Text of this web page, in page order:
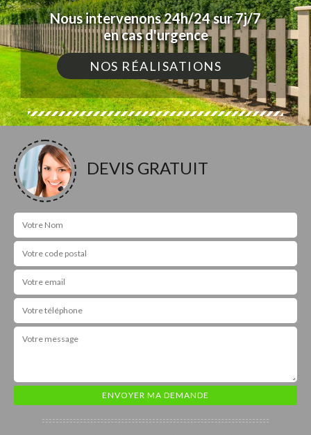
Nous intervenons 24h/24 sur 7j/7
en cas d'urgence
NOS RÉALISATIONS
DEVIS GRATUIT